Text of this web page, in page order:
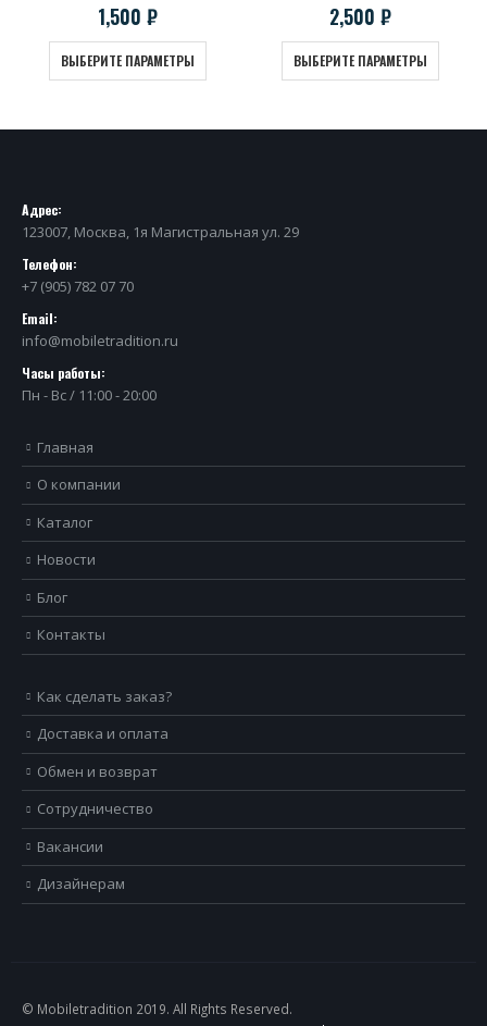
1,500 ₽
ВЫБЕРИТЕ ПАРАМЕТРЫ
2,500 ₽
ВЫБЕРИТЕ ПАРАМЕТРЫ
Адрес:
123007, Москва, 1я Магистральная ул. 29
Телефон:
+7 (905) 782 07 70
Email:
info@mobiletradition.ru
Часы работы:
Пн - Вс / 11:00 - 20:00
Главная
О компании
Каталог
Новости
Блог
Контакты
Как сделать заказ?
Доставка и оплата
Обмен и возврат
Сотрудничество
Вакансии
Дизайнерам
© Mobiletradition 2019. All Rights Reserved.